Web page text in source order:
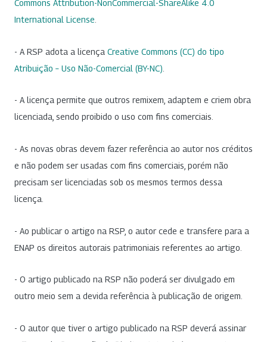
Commons Attribution-NonCommercial-ShareAlike 4.0
International License
- A RSP adota a licença Creative Commons (CC) do tipo
Atribuição – Uso Não-Comercial (BY-NC)
- A licença permite que outros remixem, adaptem e criem obra
licenciada, sendo proibido o uso com fins comerciais.
- As novas obras devem fazer referência ao autor nos créditos
e não podem ser usadas com fins comerciais, porém não
precisam ser licenciadas sob os mesmos termos dessa
licença.
- Ao publicar o artigo na RSP, o autor cede e transfere para a
ENAP os direitos autorais patrimoniais referentes ao artigo.
- O artigo publicado na RSP não poderá ser divulgado em
outro meio sem a devida referência à publicação de origem.
- O autor que tiver o artigo publicado na RSP deverá assinar